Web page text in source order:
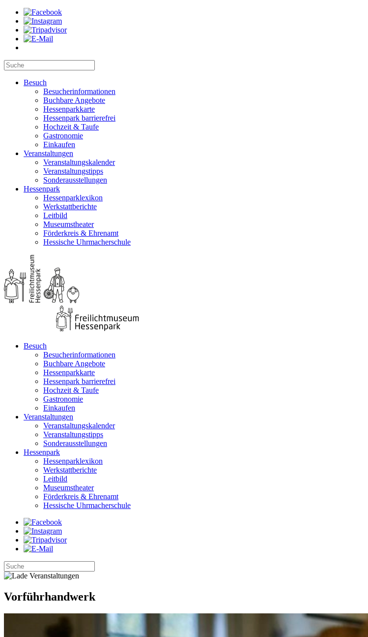
Besuch
Besucherinformationen
Buchbare Angebote
Hessenparkkarte
Hessenpark barrierefrei
Hochzeit & Taufe
Gastronomie
Einkaufen
Veranstaltungen
Veranstaltungskalender
Veranstaltungstipps
Sonderausstellungen
Hessenpark
Hessenparklexikon
Werkstattberichte
Leitbild
Museumstheater
Förderkreis & Ehrenamt
Hessische Uhrmacherschule
Besuch
Besucherinformationen
Buchbare Angebote
Hessenparkkarte
Hessenpark barrierefrei
Hochzeit & Taufe
Gastronomie
Einkaufen
Veranstaltungen
Veranstaltungskalender
Veranstaltungstipps
Sonderausstellungen
Hessenpark
Hessenparklexikon
Werkstattberichte
Leitbild
Museumstheater
Förderkreis & Ehrenamt
Hessische Uhrmacherschule
Vorführhandwerk